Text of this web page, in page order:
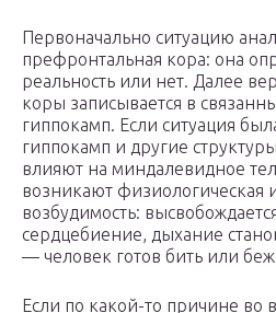
Первоначально ситуацию
префронтальная кора: она
реальность или нет. Далее
коры записывается в
гиппокамп. Если ситуация
гиппокамп и другие
влияют на миндалевидное
возникают физиологическая
возбудимость:
сердцебиение, дыхание
— человек готов бить или
Если по какой-то причине во